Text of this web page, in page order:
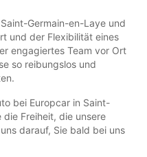
Germain-en-Laye und
und der Flexibilität eines
engagiertes Team vor Ort
so reibungslos und
bei Europcar in Saint-
Freiheit, die unsere
darauf, Sie bald bei uns